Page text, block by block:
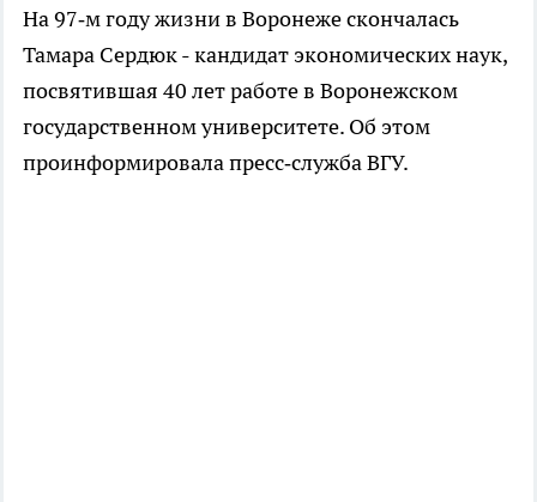
На 97‑м году жизни в Воронеже скончалась
Тамара Сердюк - кандидат экономических наук,
посвятившая 40 лет работе в Воронежском
государственном университете. Об этом
проинформировала пресс‑служба ВГУ.